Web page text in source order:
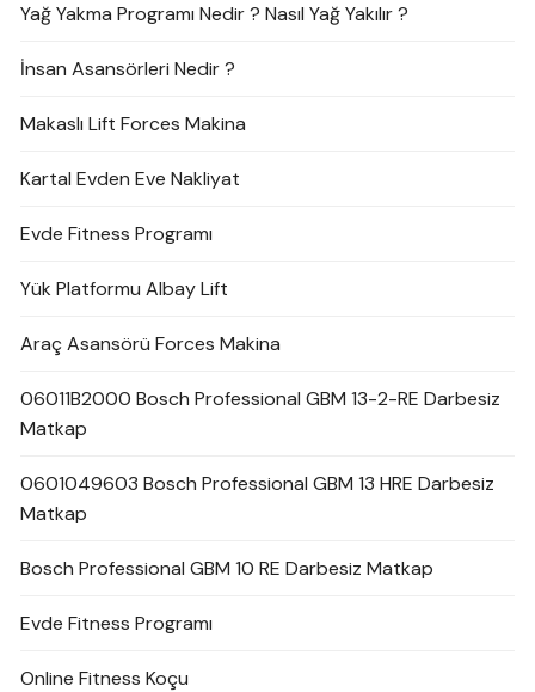
Yağ Yakma Programı Nedir ? Nasıl Yağ Yakılır ?
İnsan Asansörleri Nedir ?
Makaslı Lift Forces Makina
Kartal Evden Eve Nakliyat
Evde Fitness Programı
Yük Platformu Albay Lift
Araç Asansörü Forces Makina
06011B2000 Bosch Professional GBM 13-2-RE Darbesiz
Matkap
0601049603 Bosch Professional GBM 13 HRE Darbesiz
Matkap
Bosch Professional GBM 10 RE Darbesiz Matkap
Evde Fitness Programı
Online Fitness Koçu